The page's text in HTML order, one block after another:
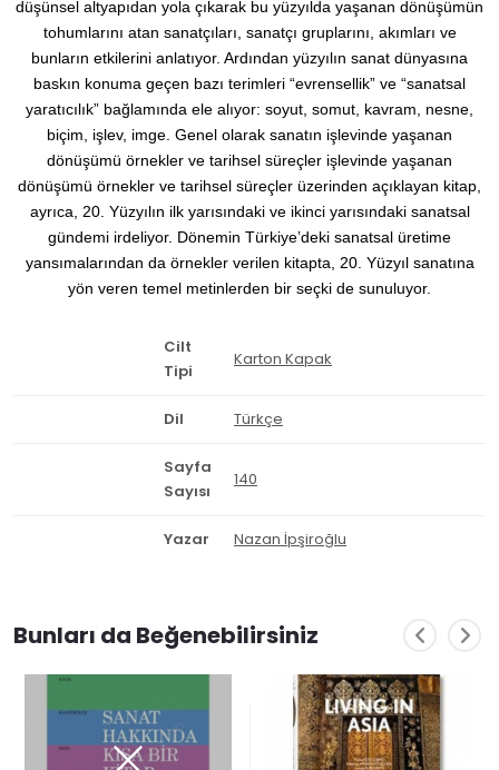
düşünsel altyapıdan yola çıkarak bu yüzyılda yaşanan dönüşümün
tohumlarını atan sanatçıları, sanatçı gruplarını, akımları ve
bunların etkilerini anlatıyor. Ardından yüzyılın sanat dünyasına
baskın konuma geçen bazı terimleri “evrensellik” ve “sanatsal
yaratıcılık” bağlamında ele alıyor: soyut, somut, kavram, nesne,
biçim, işlev, imge. Genel olarak sanatın işlevinde yaşanan
dönüşümü örnekler ve tarihsel süreçler işlevinde yaşanan
dönüşümü örnekler ve tarihsel süreçler üzerinden açıklayan kitap,
ayrıca, 20. Yüzyılın ilk yarısındaki ve ikinci yarısındaki sanatsal
gündemi irdeliyor. Dönemin Türkiye’deki sanatsal üretime
yansımalarından da örnekler verilen kitapta, 20. Yüzyıl sanatına
yön veren temel metinlerden bir seçki de sunuluyor.
Cilt
Tipi
Karton Kapak
Dil Türkçe
Sayfa
Sayısı
140
Yazar Nazan İpşiroğlu
Bunları da Beğenebilirsiniz